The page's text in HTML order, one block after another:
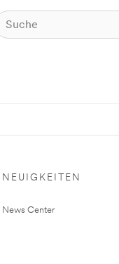
NEUIGKEITEN
News Center